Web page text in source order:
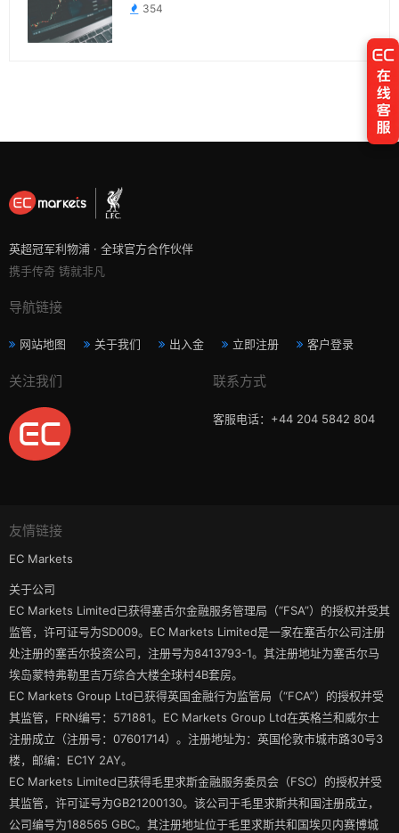
354
英超冠军利物浦 · 全球官方合作伙伴
携手传奇 铸就非凡
导航链接
网站地图 关于我们 出入金 立即注册 客户登录
关注我们 联系方式
客服电话：+44 204 5842 804
友情链接
EC Markets
关于公司
EC Markets Limited已获得塞舌尔金融服务管理局（“FSA”）的授权并受其
监管，许可证号为SD009。EC Markets Limited是一家在塞舌尔公司注册
处注册的塞舌尔投资公司，注册号为8413793-1。其注册地址为塞舌尔马
埃岛蒙特弗勒里吉万综合大楼全球村4B套房。
EC Markets Group Ltd已获得英国金融行为监管局（“FCA”）的授权并受
其监管，FRN编号：571881。EC Markets Group Ltd在英格兰和威尔士
注册成立（注册号：07601714）。注册地址为：英国伦敦市城市路30号3
楼，邮编：EC1Y 2AY。
EC Markets Limited已获得毛里求斯金融服务委员会（FSC）的授权并受
其监管，许可证号为GB21200130。该公司于毛里求斯共和国注册成立，
公司编号为188565 GBC。其注册地址位于毛里求斯共和国埃贝内赛博城